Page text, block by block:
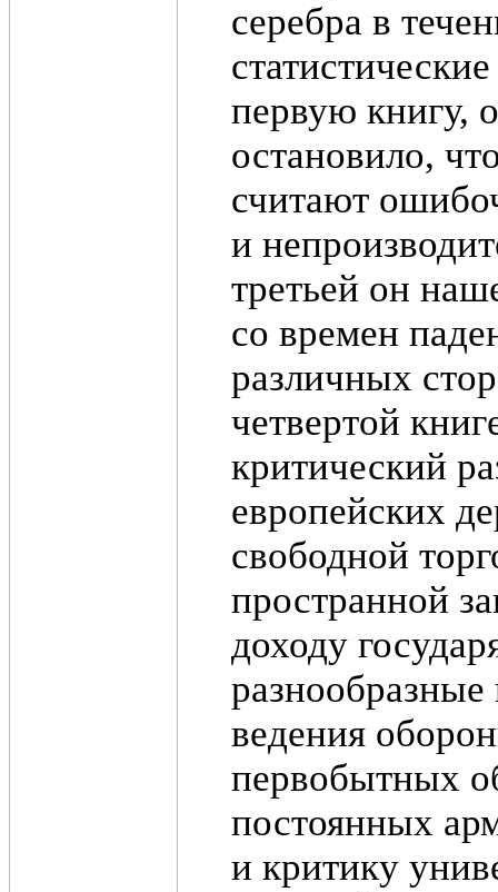
серебра в
первую книгу,
остановило,
считают
и
третьей он
со времен
различных
четвертой
критический
европейских
свободной
пространной
доходу
ведения
первобытных
постоянных
и критику